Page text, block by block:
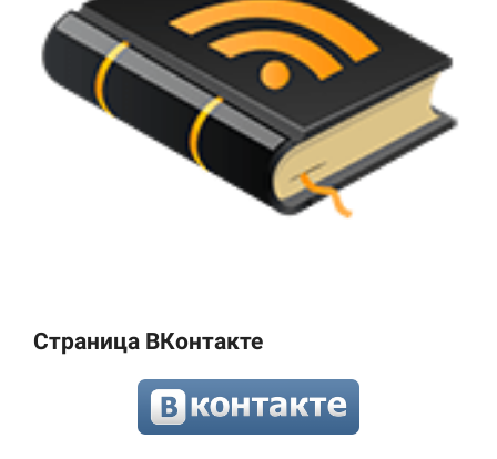
Страница ВКонтакте